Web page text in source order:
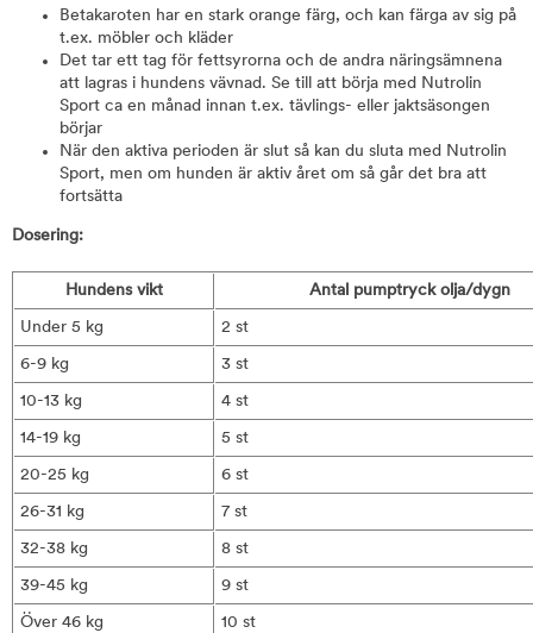
Betakaroten har en stark orange färg, och kan färga av sig på
t.ex. möbler och kläder
Det tar ett tag för fettsyrorna och de andra näringsämnena
att lagras i hundens vävnad. Se till att börja med Nutrolin
Sport ca en månad innan t.ex. tävlings- eller jaktsäsongen
börjar
När den aktiva perioden är slut så kan du sluta med Nutrolin
Sport, men om hunden är aktiv året om så går det bra att
fortsätta
Dosering:
Hundens vikt Antal pumptryck olja/dygn
Under 5 kg 2 st
6-9 kg 3 st
10-13 kg 4 st
14-19 kg 5 st
20-25 kg 6 st
26-31 kg 7 st
32-38 kg 8 st
39-45 kg 9 st
Över 46 kg 10 st